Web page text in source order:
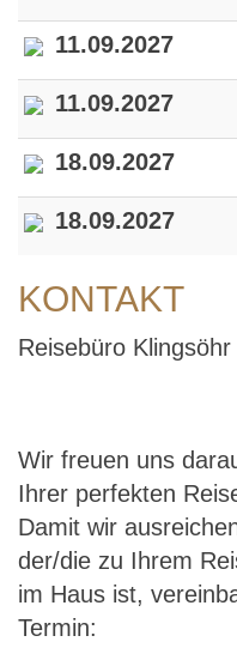
11.09.2027
11.09.2027
18.09.2027
18.09.2027
KONTAKT
Reisebüro
Wir freuen uns
Ihrer perfekten
Damit wir
der/die zu Ihrem
im Haus ist,
Termin: